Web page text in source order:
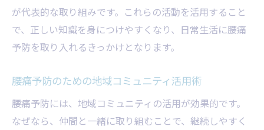
が代表的な取り組みです。これらの活動を活用すること
で、正しい知識を身につけやすくなり、日常生活に腰痛
予防を取り入れるきっかけとなります。
腰痛予防のための地域コミュニティ活用術
腰痛予防には、地域コミュニティの活用が効果的です。
なぜなら、仲間と一緒に取り組むことで、継続しやすく